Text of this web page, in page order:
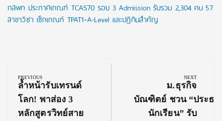
กสพท ประกาศเกณฑ์ TCAS70 รอบ 3 Admission รับรวม 2,304 คน 57
สาขาวิชา เช็กเกณฑ์ TPAT1–A-Level และปฏิทินสำคัญ
navigation
PREVIOUS
Previous
Post:
ล้ำหน้ารับเทรนด์
โลก! พาส่อง 3
หลักสูตรวิทย์สาย
NEXT
Next
Post:
ม.ธุรกิจ
บัณฑิตย์ ชวน “ประธา
นักเรียน” รับ